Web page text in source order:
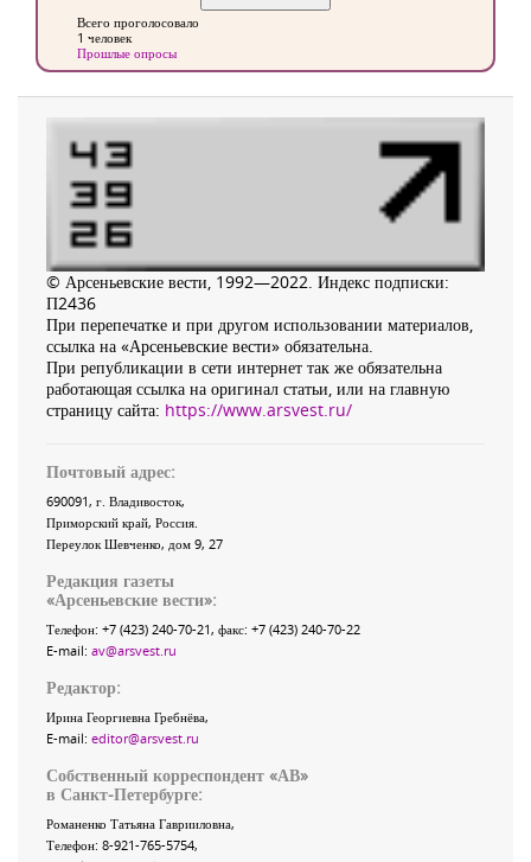
Всего проголосовало
1 человек
Прошлые опросы
© Арсеньевские вести, 1992—2022. Индекс подписки:
П2436
При перепечатке и при другом использовании материалов,
ссылка на «Арсеньевские вести» обязательна.
При републикации в сети интернет так же обязательна
работающая ссылка на оригинал статьи, или на главную
страницу сайта: https://www.arsvest.ru/
Почтовый адрес:
690091, г. Владивосток,
Приморский край, Россия
Переулок Шевченко, дом 9, 27
Редакция газеты
«Арсеньевские вести»:
Телефон: +7 (423) 240-70-21, факс: +7 (423) 240-70-22
E-mail: av@arsvest.ru
Редактор:
Ирина Георгиевна Гребнёва,
E-mail: editor@arsvest.ru
Собственный корреспондент «АВ»
в Санкт-Петербурге:
Романенко Татьяна Гаврииловна,
Телефон: 8-921-765-5754,